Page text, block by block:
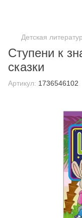
Детская
Ступени к
сказки
Артикул: 1736546102